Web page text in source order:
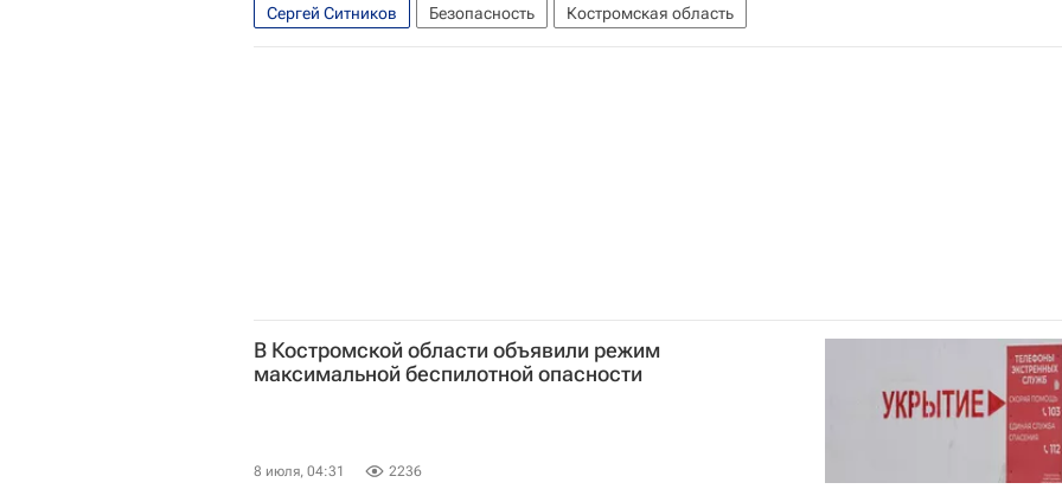
Сергей Ситников Безопасность Костромская область
В Костромской области объявили режим
максимальной беспилотной опасности
8 июля, 04:31 2236